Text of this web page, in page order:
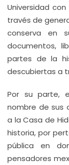
Universidad
través de
conserva en
documentos,
partes de la
descubiertas a
Por su parte,
nombre de sus
a la Casa de
historia, por
pública en
pensadores